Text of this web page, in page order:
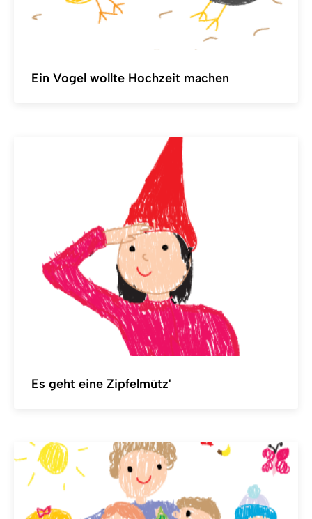
Ein Vogel wollte Hochzeit machen
Es geht eine Zipfelmütz'